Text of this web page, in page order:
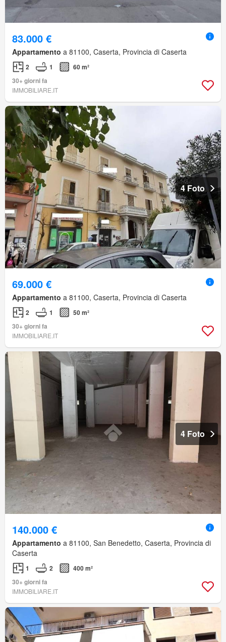
83.000 €
Appartamento a 81100, Caserta, Provincia di Caserta
2 1
60 m²
30+ giorni fa
IMMOBILIARE.IT
4 Foto
69.000 €
Appartamento a 81100, Caserta, Provincia di Caserta
2 1
50 m²
30+ giorni fa
IMMOBILIARE.IT
4 Foto
140.000 €
Appartamento a 81100, San Benedetto, Caserta, Provincia di
Caserta
1 2
400 m²
30+ giorni fa
IMMOBILIARE.IT